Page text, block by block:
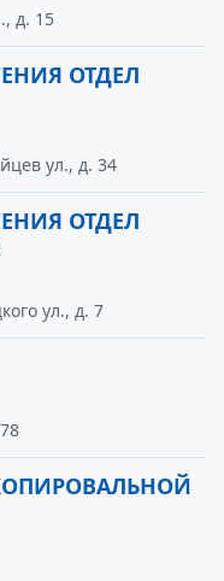
д. 15
ОТДЕЛ
ул., д. 34
ОТДЕЛ
ул., д. 7